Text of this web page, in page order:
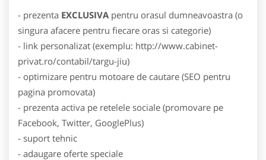
- prezenta EXCLUSIVA pentru orasul dumneavoastra (o
singura afacere pentru fiecare oras si categorie)
- link personalizat (exemplu: http://www.cabinet-
privat.ro/contabil/targu-jiu)
- optimizare pentru motoare de cautare (SEO pentru
pagina promovata)
- prezenta activa pe retelele sociale (promovare pe
Facebook, Twitter, GooglePlus)
- suport tehnic
- adaugare oferte speciale